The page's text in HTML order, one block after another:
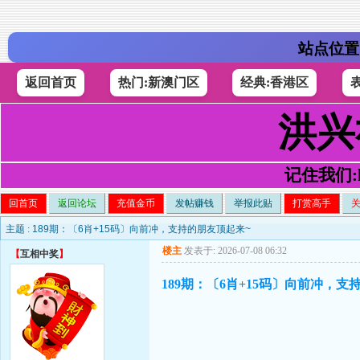
站点位
返回首页 热门:新澳门区 经典:香港区
洪
记住我们
回首页 返回论坛 充值金币 发帖赚钱 举报此贴 打赏高手
主题 : 189期：〔6肖+15码〕向前冲，支持的朋友顶起来~
【互相中奖】 楼主 发表于: 2026-07-08 06:32
189期：〔6肖+15码〕向前冲，支